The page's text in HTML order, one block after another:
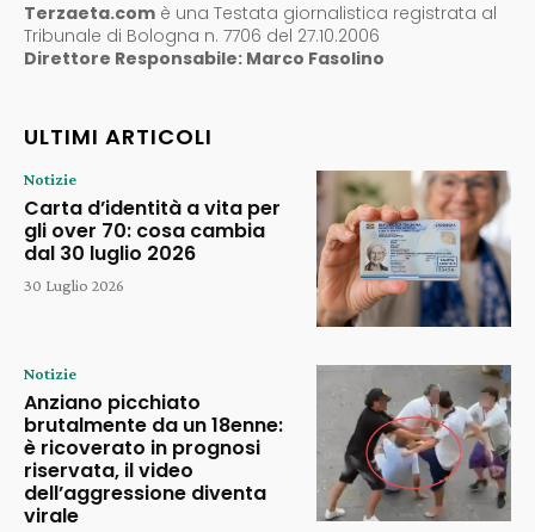
Terzaeta.com è una Testata giornalistica registrata al
Tribunale di Bologna n. 7706 del 27.10.2006
Direttore Responsabile: Marco Fasolino
ULTIMI ARTICOLI
Notizie
Carta d’identità a vita per
gli over 70: cosa cambia
dal 30 luglio 2026
30 Luglio 2026
Notizie
Anziano picchiato
brutalmente da un 18enne:
è ricoverato in prognosi
riservata, il video
dell’aggressione diventa
virale